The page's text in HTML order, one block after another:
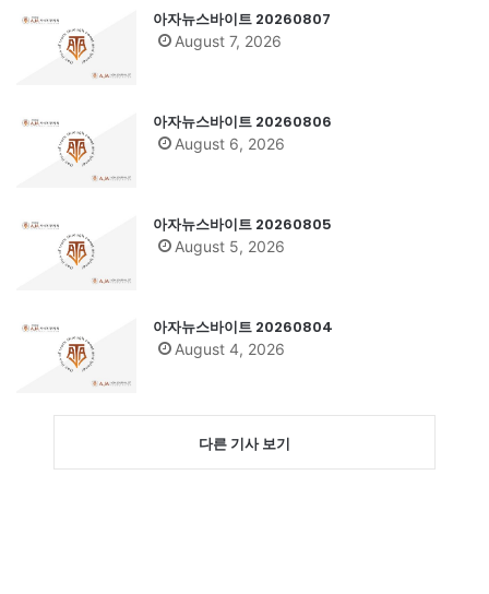
아자뉴스바이트 20260807
August 7, 2026
아자뉴스바이트 20260806
August 6, 2026
아자뉴스바이트 20260805
August 5, 2026
아자뉴스바이트 20260804
August 4, 2026
다른 기사 보기